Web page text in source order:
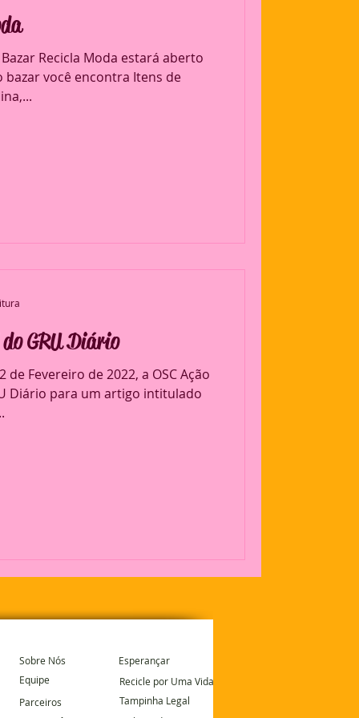
Recicla Moda estará aberto
você encontra Itens de
GRU Diário
Fevereiro de 2022, a OSC Ação
Diário para um artigo intitulado
Sobre Nós
Esperançar
Recicle por Uma Vida
Parceiros
Tampinha Legal
Equipe